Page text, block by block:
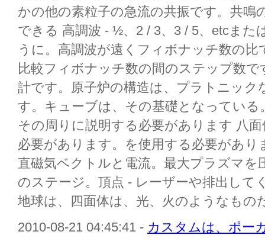
かの他の素粒子の急流の共振です。共鳴
できる 高調波 - ½、2 / 3、3 / 5、etcまた
うに。高調波が遠くフィボナッチ数の
比較フィボナッチ数の間のステップ数
計です。原子炉の構造は、プラトニッ
す。キューブは、その基礎となっている
その周りに説明する必要があります 八
必要があります。を使用する必要があり
直磁気ベクトルと電流。最大プラズマを
のステージ。頂点 - レーザーや排出して
地球は、四面体は、光、火のようなもの
2010-08-21 04:45:41 - カスタムは、ポー